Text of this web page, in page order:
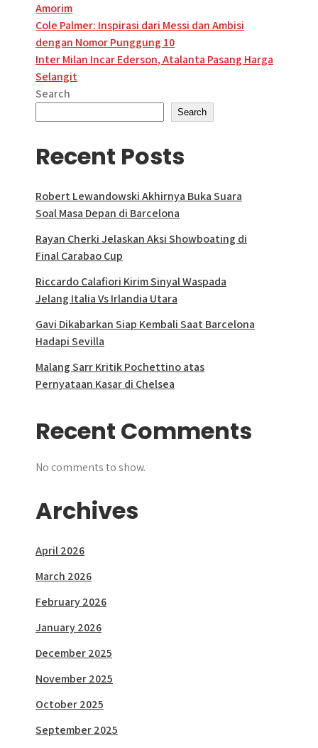
Amorim
Post
navigation
Cole Palmer: Inspirasi dari Messi dan Ambisi
dengan Nomor Punggung 10
Inter Milan Incar Ederson, Atalanta Pasang Harga
Selangit
Search
Search
Recent Posts
Robert Lewandowski Akhirnya Buka Suara
Soal Masa Depan di Barcelona
Rayan Cherki Jelaskan Aksi Showboating di
Final Carabao Cup
Riccardo Calafiori Kirim Sinyal Waspada
Jelang Italia Vs Irlandia Utara
Gavi Dikabarkan Siap Kembali Saat Barcelona
Hadapi Sevilla
Malang Sarr Kritik Pochettino atas
Pernyataan Kasar di Chelsea
Recent Comments
No comments to show.
Archives
April 2026
March 2026
February 2026
January 2026
December 2025
November 2025
October 2025
September 2025